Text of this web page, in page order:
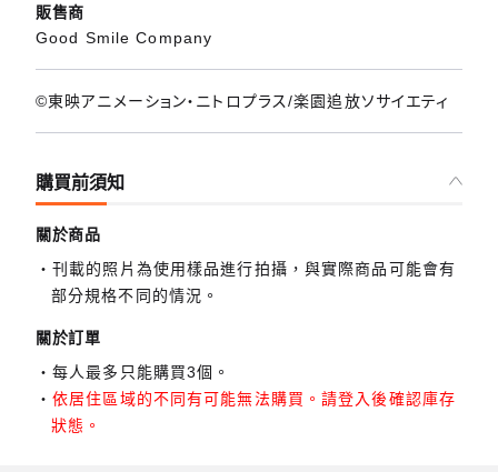
販售商
Good Smile Company
©東映アニメーション・ニトロプラス/楽園追放ソサイエティ
購買前須知
關於商品
刊載的照片為使用樣品進行拍攝，與實際商品可能會有
部分規格不同的情況。
關於訂單
每人最多只能購買3個。
依居住區域的不同有可能無法購買。請登入後確認庫存
狀態。